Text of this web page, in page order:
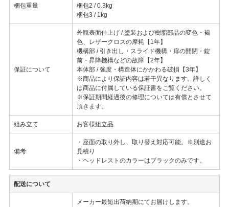
梱包重量
梱包2 / 0.3kg
梱包3 / 1kg
保証について
外観表面仕上げ / 塗装および樹脂部品の変色・褐
色、レザークロスの摩耗【1年】
機構部 / 引き出し・スライド機構・扉の開閉・錠
前・昇降機構などの故障【2年】
本体部 / 強度・構造体にかかわる破損【3年】
※商品により保証内容は若干異なります。詳しく
は商品に付属している保証書をご覧ください。
※保証期間経過後の修理については有償とさせて
頂きます。
組み立て お客様組立品
備考
・座面の取り外し、取り替え対応可能。※別途お
見積り
・ヘッドレストのカラーはブラックのみです。
配送について
メーカー最短出荷納期にてお届けします。